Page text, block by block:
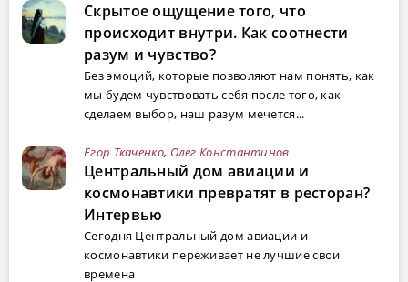
Скрытое ощущение того, что
происходит внутри. Как соотнести
разум и чувство?
Без эмоций, которые позволяют нам понять, как
мы будем чувствовать себя после того, как
сделаем выбор, наш разум мечется...
Егор Ткаченко, Олег Константинов
Центральный дом авиации и
космонавтики превратят в ресторан?
Интервью
Сегодня Центральный дом авиации и
космонавтики переживает не лучшие свои
времена